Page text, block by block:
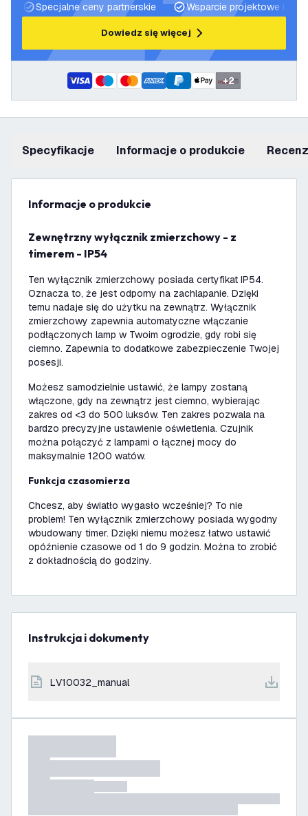
Specjalne ceny partnerskie
Wsparcie projektowe i
Dowiedz się więcej
+2
Specyfikacje informacje o produkcie
informacje o produkcie
Zewnętrzny wyłącznik zmierzchowy - z
timerem - IP54
Ten wyłącznik zmierzchowy posiada certyfikat IP54.
Oznacza to, że jest odporny na zachlapanie. Dzięki
temu nadaje się do użytku na zewnątrz. Wyłącznik
zmierzchowy zapewnia automatyczne włączanie
podłączonych lamp w Twoim ogrodzie, gdy robi się
ciemno. Zapewnia to dodatkowe zabezpieczenie Twojej
posesji.
Możesz samodzielnie ustawić, że lampy zostaną
włączone, gdy na zewnątrz jest ciemno, wybierając
zakres od <3 do 500 luksów. Ten zakres pozwala na
bardzo precyzyjne ustawienie oświetlenia. Czujnik
można połączyć z lampami o łącznej mocy do
maksymalnie 1200 watów.
Funkcja czasomierza
Chcesz, aby światło wygasło wcześniej? To nie
problem! Ten wyłącznik zmierzchowy posiada wygodny
wbudowany timer. Dzięki niemu możesz łatwo ustawić
opóźnienie czasowe od 1 do 9 godzin. Można to zrobić
z dokładnością do godziny.
Instrukcja i dokumenty
LV10032_manual